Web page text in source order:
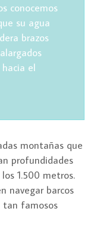
conocemos
su agua
brazos
el
montañas que
profundidades
1.500 metros.
navegar barcos
tan famosos